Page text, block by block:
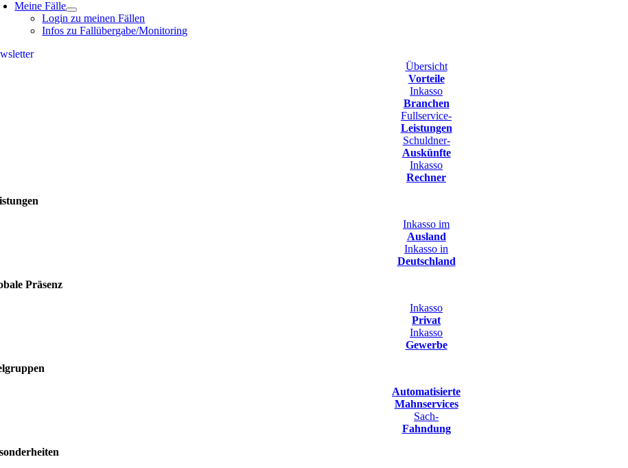
Meine Fälle
Login zu meinen Fällen
Infos zu Fallübergabe/Monitoring
Übersicht
Vorteile
Inkasso
Branchen
Fullservice-
Leistungen
Schuldner-
Auskünfte
Inkasso
Rechner
Inkasso im
Ausland
Inkasso in
Deutschland
Präsenz
Inkasso
Privat
Inkasso
Gewerbe
Automatisierte
Mahnservices
Sach-
Fahndung